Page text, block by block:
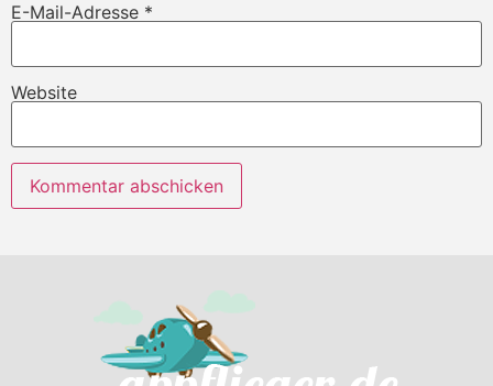
E-Mail-Adresse *
Website